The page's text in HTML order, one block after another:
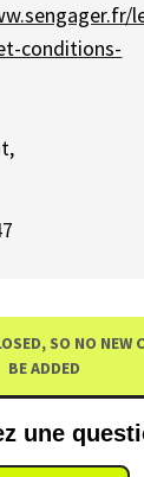
conditions-
SO NO NEW
BE ADDED
une